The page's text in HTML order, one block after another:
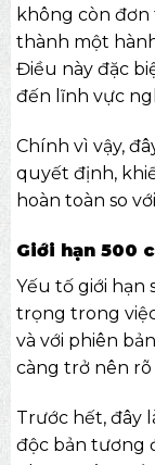
không còn
thành một
Điều này đặc
đến lĩnh vực
Chính vì vậy,
quyết định,
hoàn toàn so
Giới hạn 500
Yếu tố giới hạn
trọng trong
và với phiên
càng trở nên rõ
Trước hết, đây
độc bản tương